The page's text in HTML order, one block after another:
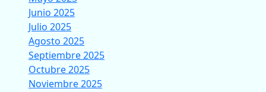
Junio 2025
Julio 2025
Agosto 2025
Septiembre 2025
Octubre 2025
Noviembre 2025